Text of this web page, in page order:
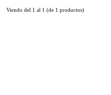
Viendo del 1 al 1 (de 1 productos)